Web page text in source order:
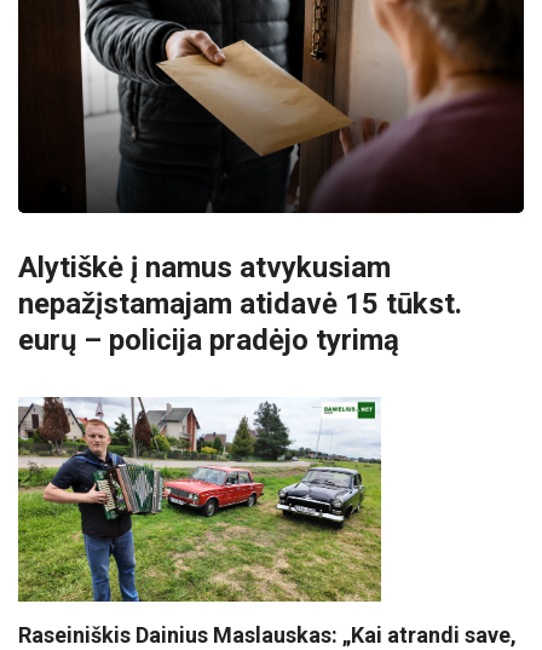
Alytiškė į namus atvykusiam
nepažįstamajam atidavė 15 tūkst.
eurų – policija pradėjo tyrimą
Raseiniškis Dainius Maslauskas: „Kai atrandi save,